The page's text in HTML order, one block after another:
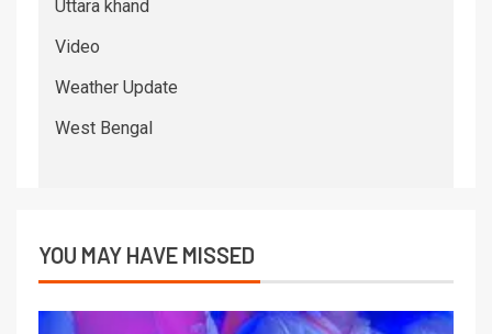
Uttara khand
Video
Weather Update
West Bengal
YOU MAY HAVE MISSED